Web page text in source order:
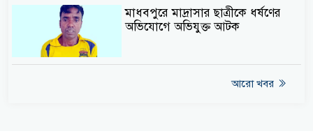
মাধবপুরে মাদ্রাসার ছাত্রীকে ধর্ষণের
অভিযোগে অভিযুক্ত আটক
আরো খবর